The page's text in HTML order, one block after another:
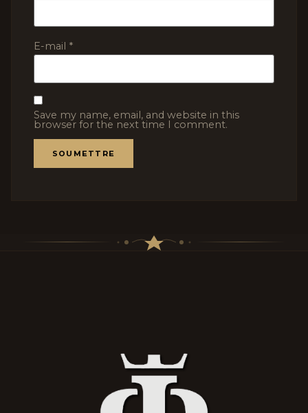
E-mail *
Save my name, email, and website in this
browser for the next time I comment.